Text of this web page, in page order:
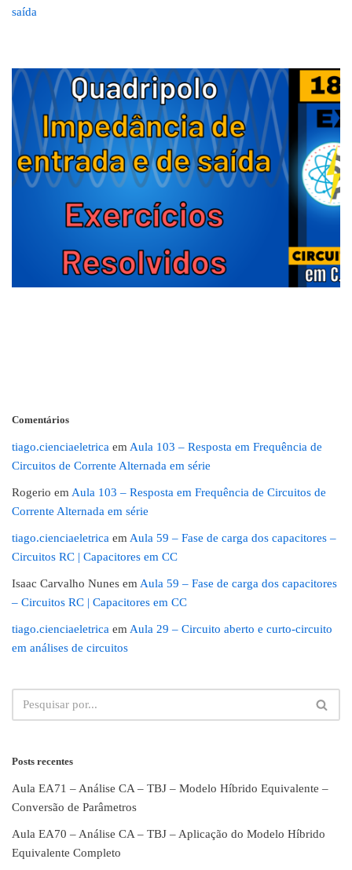
saída
Comentários
tiago.cienciaeletrica em Aula 103 – Resposta em Frequência de
Circuitos de Corrente Alternada em série
Rogerio em Aula 103 – Resposta em Frequência de Circuitos de
Corrente Alternada em série
tiago.cienciaeletrica em Aula 59 – Fase de carga dos capacitores –
Circuitos RC | Capacitores em CC
Isaac Carvalho Nunes em Aula 59 – Fase de carga dos capacitores
– Circuitos RC | Capacitores em CC
tiago.cienciaeletrica em Aula 29 – Circuito aberto e curto-circuito
em análises de circuitos
Posts recentes
Aula EA71 – Análise CA – TBJ – Modelo Híbrido Equivalente –
Conversão de Parâmetros
Aula EA70 – Análise CA – TBJ – Aplicação do Modelo Híbrido
Equivalente Completo